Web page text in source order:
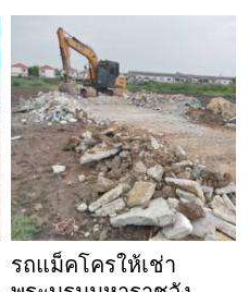
รถแม็คโครให้เช่า